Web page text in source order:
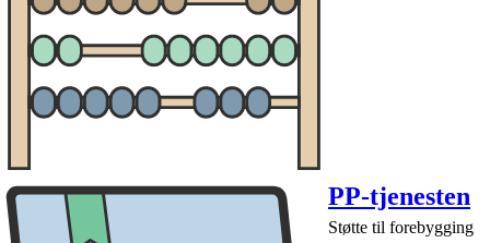
PP-tjenesten
Støtte til forebygging